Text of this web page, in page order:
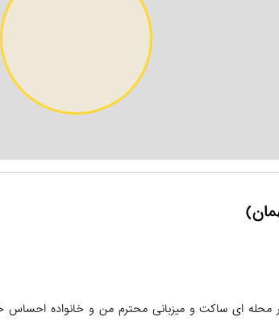
محله ای ساکت و میزبانی محترم من و خانواده